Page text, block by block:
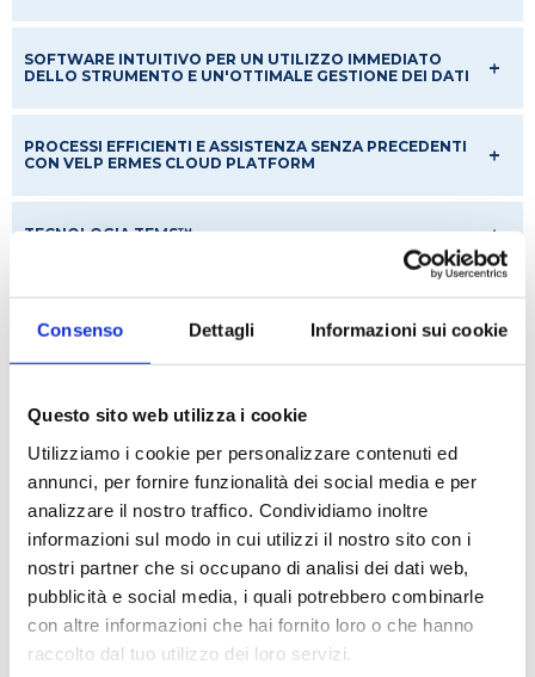
Consenso Dettagli Informazioni sui cookie
Questo sito web utilizza i cookie
Utilizziamo i cookie per personalizzare contenuti ed
annunci, per fornire funzionalità dei social media e per
analizzare il nostro traffico. Condividiamo inoltre
informazioni sul modo in cui utilizzi il nostro sito con i
nostri partner che si occupano di analisi dei dati web,
pubblicità e social media, i quali potrebbero combinarle
con altre informazioni che hai fornito loro o che hanno
raccolto dal tuo utilizzo dei loro servizi.
SOFTWARE INTUITIVO PER UN UTILIZZO IMMEDIATO
DELLO STRUMENTO E UN'OTTIMALE GESTIONE DEI DATI
PROCESSI EFFICIENTI E ASSISTENZA SENZA PRECEDENTI
CON VELP ERMES CLOUD PLATFORM
TECNOLOGIA TEMS™
RICHIEDI UN PREVENTIVO
Caratteristiche tecniche
STRUTTURA Tecnopolimero
DISPLAY Touch screen da 7'' a colori
GRAFICO TITOLAZIONE Si
TEMPO DI ANALISI Da 4 minuti (inclusa la
titolazione)